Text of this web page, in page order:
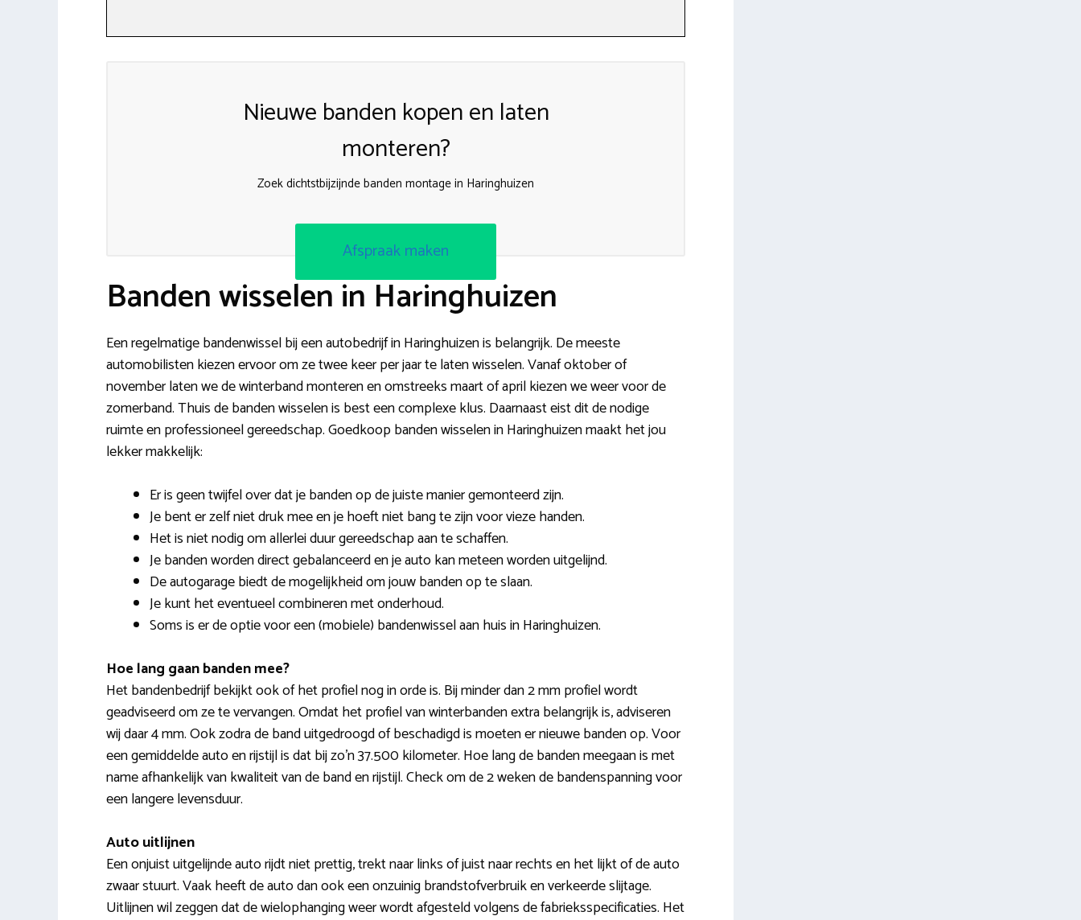
Nieuwe banden kopen en laten
monteren?
Zoek dichtstbijzijnde banden montage in Haringhuizen
Afspraak maken
Banden wisselen in Haringhuizen
Een regelmatige bandenwissel bij een autobedrijf in Haringhuizen is belangrijk. De meeste
automobilisten kiezen ervoor om ze twee keer per jaar te laten wisselen. Vanaf oktober of
november laten we de winterband monteren en omstreeks maart of april kiezen we weer voor de
zomerband. Thuis de banden wisselen is best een complexe klus. Daarnaast eist dit de nodige
ruimte en professioneel gereedschap. Goedkoop banden wisselen in Haringhuizen maakt het jou
lekker makkelijk:
Er is geen twijfel over dat je banden op de juiste manier gemonteerd zijn.
Je bent er zelf niet druk mee en je hoeft niet bang te zijn voor vieze handen.
Het is niet nodig om allerlei duur gereedschap aan te schaffen.
Je banden worden direct gebalanceerd en je auto kan meteen worden uitgelijnd.
De autogarage biedt de mogelijkheid om jouw banden op te slaan.
Je kunt het eventueel combineren met onderhoud.
Soms is er de optie voor een (mobiele) bandenwissel aan huis in Haringhuizen.
Hoe lang gaan banden mee?
Het bandenbedrijf bekijkt ook of het profiel nog in orde is. Bij minder dan 2 mm profiel wordt
geadviseerd om ze te vervangen. Omdat het profiel van winterbanden extra belangrijk is, adviseren
wij daar 4 mm. Ook zodra de band uitgedroogd of beschadigd is moeten er nieuwe banden op. Voor
een gemiddelde auto en rijstijl is dat bij zo’n 37.500 kilometer. Hoe lang de banden meegaan is met
name afhankelijk van kwaliteit van de band en rijstijl. Check om de 2 weken de bandenspanning voor
een langere levensduur.
Auto uitlijnen
Een onjuist uitgelijnde auto rijdt niet prettig, trekt naar links of juist naar rechts en het lijkt of de auto
zwaar stuurt. Vaak heeft de auto dan ook een onzuinig brandstofverbruik en verkeerde slijtage.
Uitlijnen wil zeggen dat de wielophanging weer wordt afgesteld volgens de fabrieksspecificaties. Het